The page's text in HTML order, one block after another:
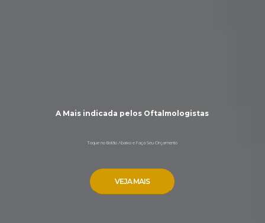
A Mais indicada pelos Oftalmologistas
Toque no Botão Abaixo e Faça Seu Orçamento
VEJA MAIS